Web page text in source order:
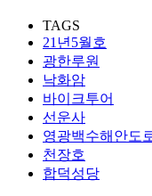
TAGS
21년5월호
광한루원
낙화암
바이크투어
선운사
영광백수해안도
천장호
합덕성당